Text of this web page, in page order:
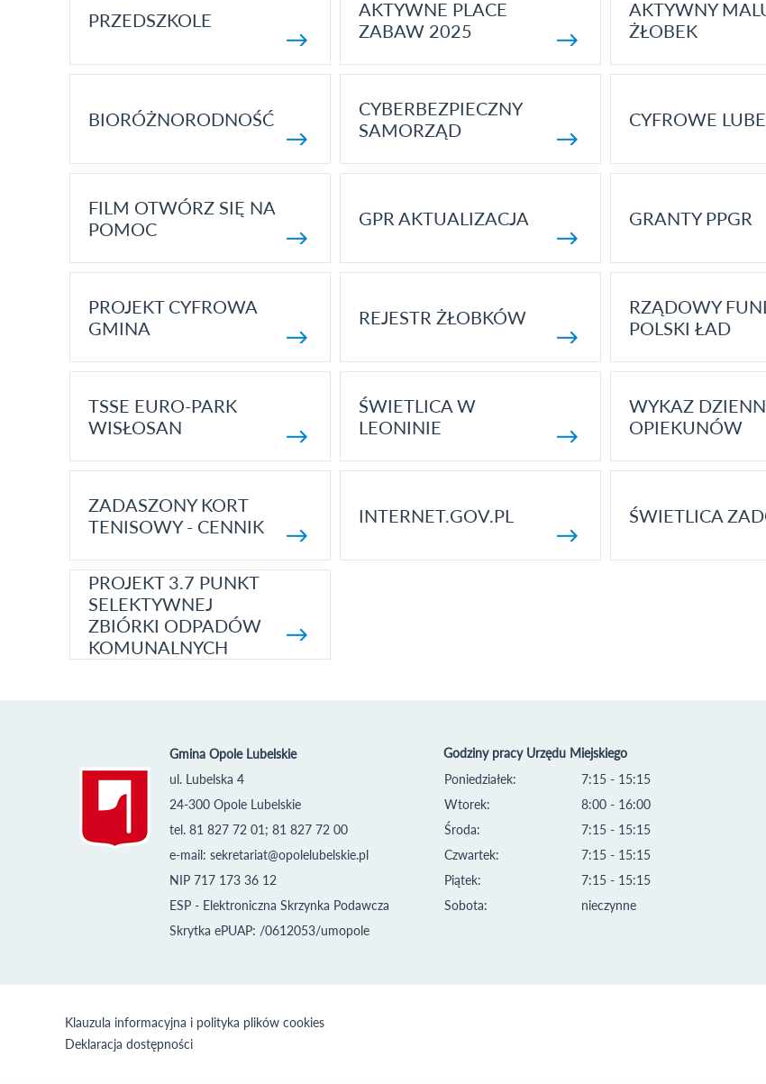
PRZEDSZKOLE
AKTYWNE PLACE
ZABAW 2025
AKTYWNY
ŻŁOBEK
BIORÓŻNORODNOŚĆ
CYBERBEZPIECZNY
SAMORZĄD
CYFROWE
FILM OTWÓRZ SIĘ NA
POMOC
GPR AKTUALIZACJA GRANTY PPGR
PROJEKT CYFROWA
GMINA
REJESTR ŻŁOBKÓW
RZĄDOWY
POLSKI ŁAD
TSSE EURO-PARK
WISŁOSAN
ŚWIETLICA W
LEONINIE
WYKAZ
OPIEKUNÓW
ZADASZONY KORT
TENISOWY - CENNIK
INTERNET.GOV.PL ŚWIETLICA
PROJEKT 3.7 PUNKT
SELEKTYWNEJ
ZBIÓRKI ODPADÓW
KOMUNALNYCH
Gmina Opole Lubelskie
ul. Lubelska 4
24-300 Opole Lubelskie
tel. 81 827 72 01; 81 827 72 00
e-mail: sekretariat@opolelubelskie.pl
NIP 717 173 36 12
ESP - Elektroniczna Skrzynka Podawcza
Skrytka ePUAP: /0612053/umopole
Godziny pracy Urzędu Miejskiego
Poniedziałek:
Wtorek:
Środa:
Czwartek:
Piątek:
Sobota:
7:15 - 15:15
8:00 - 16:00
7:15 - 15:15
7:15 - 15:15
7:15 - 15:15
nieczynne
Klauzula informacyjna i polityka plików cookies
Deklaracja dostępności